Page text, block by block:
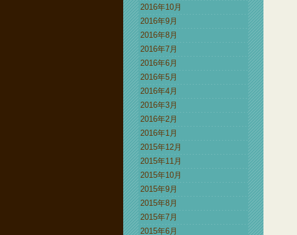
2016年10月
2016年9月
2016年8月
2016年7月
2016年6月
2016年5月
2016年4月
2016年3月
2016年2月
2016年1月
2015年12月
2015年11月
2015年10月
2015年9月
2015年8月
2015年7月
2015年6月